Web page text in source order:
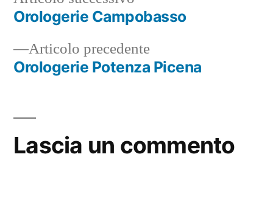
Navigazione
articoli
Articolo precedenteArticolo
precedente:
Orologerie Potenza Picena
successivo:
Orologerie Campobasso
Lascia un commento